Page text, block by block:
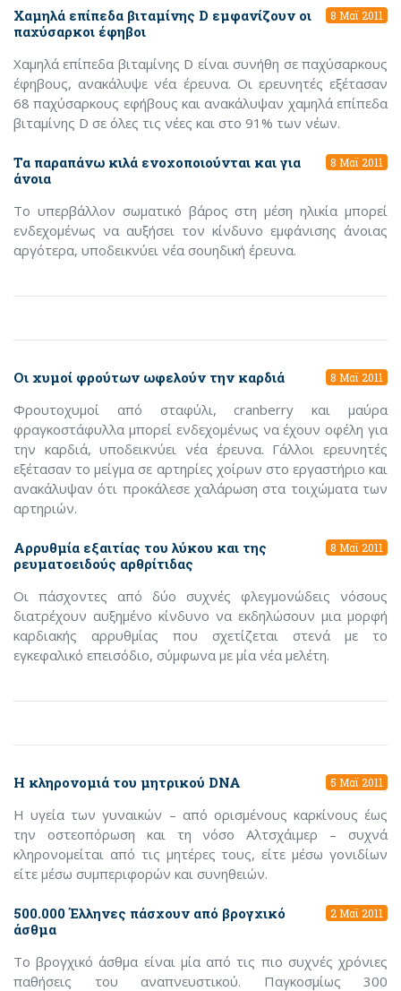
Χαμηλά επίπεδα βιταμίνης D εμφανίζουν οι
παχύσαρκοι έφηβοι
8 Μαϊ 2011
Χαμηλά επίπεδα βιταμίνης D είναι συνήθη σε παχύσαρκους
έφηβους, ανακάλυψε νέα έρευνα. Οι ερευνητές εξέτασαν
68 παχύσαρκους εφήβους και ανακάλυψαν χαμηλά επίπεδα
βιταμίνης D σε όλες τις νέες και στο 91% των νέων.
Τα παραπάνω κιλά ενοχοποιούνται και για
άνοια
8 Μαϊ 2011
Το υπερβάλλον σωματικό βάρος στη μέση ηλικία μπορεί
ενδεχομένως να αυξήσει τον κίνδυνο εμφάνισης άνοιας
αργότερα, υποδεικνύει νέα σουηδική έρευνα.
Οι xυμοί φρούτων ωφελούν την καρδιά 8 Μαϊ 2011
Φρουτοχυμοί από σταφύλι, cranberry και μαύρα
φραγκοστάφυλλα μπορεί ενδεχομένως να έχουν οφέλη για
την καρδιά, υποδεικνύει νέα έρευνα. Γάλλοι ερευνητές
εξέτασαν το μείγμα σε αρτηρίες χοίρων στο εργαστήριο και
ανακάλυψαν ότι προκάλεσε χαλάρωση στα τοιχώματα των
αρτηριών.
Αρρυθμία εξαιτίας του λύκου και της
ρευματοειδούς αρθρίτιδας
8 Μαϊ 2011
Οι πάσχοντες από δύο συχνές φλεγμονώδεις νόσους
διατρέχουν αυξημένο κίνδυνο να εκδηλώσουν μια μορφή
καρδιακής αρρυθμίας που σχετίζεται στενά με το
εγκεφαλικό επεισόδιο, σύμφωνα με μία νέα μελέτη.
Η κληρονομιά του μητρικού DNA 5 Μαϊ 2011
Η υγεία των γυναικών – από ορισμένους καρκίνους έως
την οστεοπόρωση και τη νόσο Αλτσχάιμερ – συχνά
κληρονομείται από τις μητέρες τους, είτε μέσω γονιδίων
είτε μέσω συμπεριφορών και συνηθειών.
500.000 Έλληνες πάσχουν από βρογχικό
άσθµα
2 Μαϊ 2011
Το βρογχικό άσθµα είναι μία από τις πιο συχνές χρόνιες
παθήσεις του αναπνευστικού. Παγκοσμίως 300